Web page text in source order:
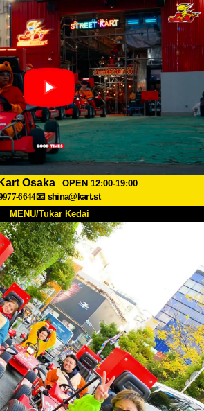
Osaka
OPEN 12:00-19:00
6644📧 shina@kart.st
MENU/Tukar Kedai
UTAMA
Spesifikasi
Suara Soalan Lazim
Tempahan
Tukar Kedai
Tokyo Akihabara#1
Tokyo Shibuya
Tokyo Bay